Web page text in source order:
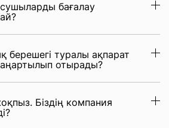
бағалау
берешегі туралы ақпарат
отырады?
Біздің компания